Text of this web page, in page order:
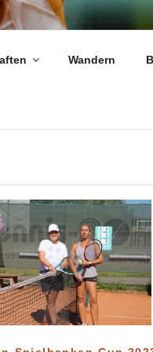
Wandern